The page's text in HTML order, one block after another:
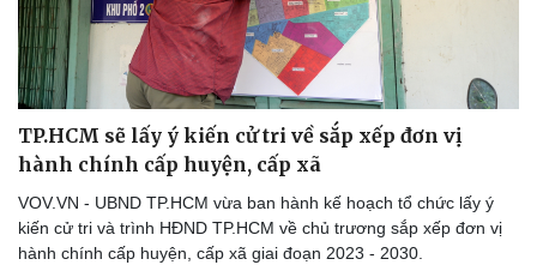
TP.HCM sẽ lấy ý kiến cử tri về sắp xếp đơn vị
hành chính cấp huyện, cấp xã
VOV.VN - UBND TP.HCM vừa ban hành kế hoạch tổ chức lấy ý
kiến cử tri và trình HĐND TP.HCM về chủ trương sắp xếp đơn vị
hành chính cấp huyện, cấp xã giai đoạn 2023 - 2030.